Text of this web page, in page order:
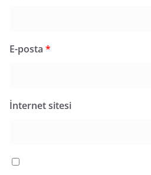
E-posta *
İnternet sitesi